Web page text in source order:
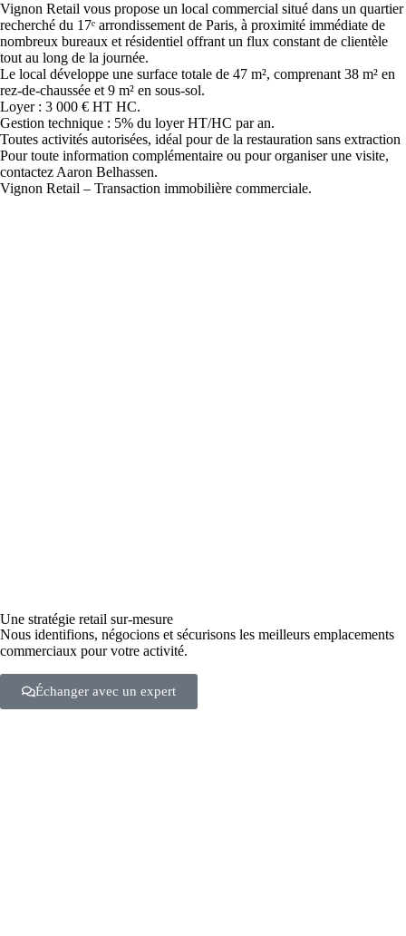
Vignon Retail vous propose un local commercial situé dans un quartier
recherché du 17ᵉ arrondissement de Paris, à proximité immédiate de
nombreux bureaux et résidentiel offrant un flux constant de clientèle
tout au long de la journée.
Le local développe une surface totale de 47 m², comprenant 38 m² en
rez-de-chaussée et 9 m² en sous-sol.
Loyer : 3 000 € HT HC.
Gestion technique : 5% du loyer HT/HC par an.
Toutes activités autorisées, idéal pour de la restauration sans extraction
Pour toute information complémentaire ou pour organiser une visite,
contactez Aaron Belhassen.
Vignon Retail – Transaction immobilière commerciale.
Une stratégie retail sur-mesure
Nous identifions, négocions et sécurisons les meilleurs emplacements
commerciaux pour votre activité.
Échanger avec un expert